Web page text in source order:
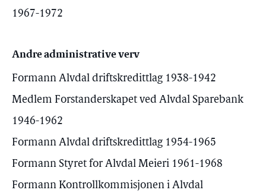
1967-1972
Andre administrative verv
Formann Alvdal driftskredittlag 1938-1942
Medlem Forstanderskapet ved Alvdal Sparebank
1946-1962
Formann Alvdal driftskredittlag 1954-1965
Formann Styret for Alvdal Meieri 1961-1968
Formann Kontrollkommisjonen i Alvdal